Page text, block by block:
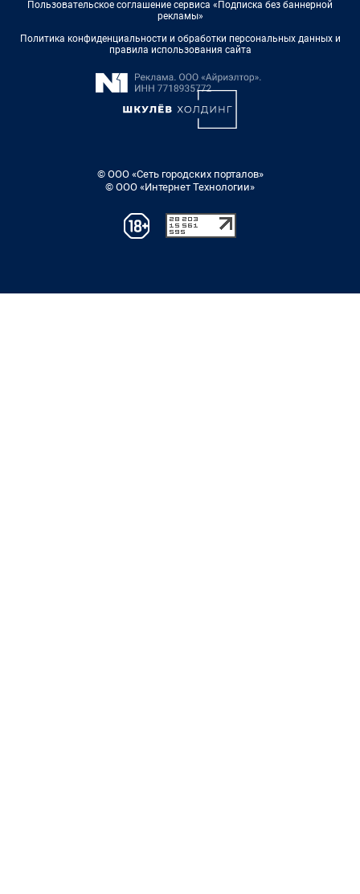
Пользовательское соглашение сервиса «Подписка без баннерной
рекламы»
Политика конфиденциальности и обработки персональных данных и
правила использования сайта
© ООО «Сеть городских порталов»
© ООО «Интернет Технологии»